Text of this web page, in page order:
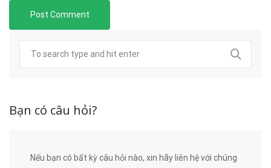
Bạn có câu hỏi?
Nếu bạn có bất kỳ câu hỏi nào, xin hãy liên hệ với chúng